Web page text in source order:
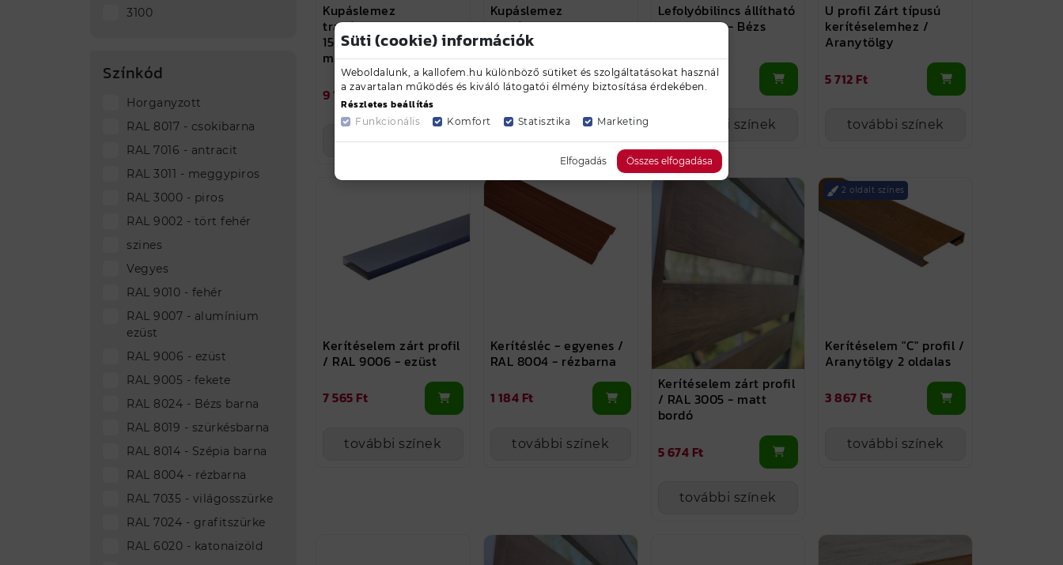
3100
Színkód
Horganyzott
RAL 8017 - csokibarna
RAL 7016 - antracit
RAL 3011 - meggypiros
RAL 3000 - piros
RAL 9002 - tört fehér
szines
Vegyes
RAL 9010 - fehér
RAL 9007 - alumínium
ezüst
RAL 9006 - ezüst
RAL 9005 - fekete
RAL 8024 - Bézs barna
RAL 8019 - szürkésbarna
RAL 8014 - Szépia barna
RAL 8004 - rézbarna
RAL 7035 - világosszürke
RAL 7024 - grafitszürke
RAL 6020 - katonaizöld
Kupáslemez
trapézlemezhez
150x150 / RAL 8019
matt - szürkésbarna
9 158 Ft
további színek
Kupáslemez
trapézlemezhez
150x150 / RAL 8019
matt - szürkésbarna
6 204 Ft
további színek
Lefolyóbilincs állítható
/ RAL 8024 - Bézs
1 430 Ft
további színek
U profil Zárt típusú
kerítéselemhez /
Aranytölgy
5 712 Ft
további színek
Kerítéselem zárt profil
/ RAL 9006 - ezüst
7 565 Ft
további színek
Kerítésléc - egyenes /
RAL 8004 - rézbarna
1 184 Ft
további színek
Kerítéselem zárt profil
/ RAL 3005 - matt
bordó
5 674 Ft
további színek
2 oldalt színes
Kerítéselem "C" profil /
Aranytölgy 2 oldalas
3 867 Ft
további színek
Süti (cookie) információk
Weboldalunk, a kallofem.hu különböző sütiket és szolgáltatásokat használ
a zavartalan működés és kiváló látogatói élmény biztosítása érdekében.
Részletes beállítás
Funkcionális Komfort Statisztika Marketing
Elfogadás Összes elfogadása